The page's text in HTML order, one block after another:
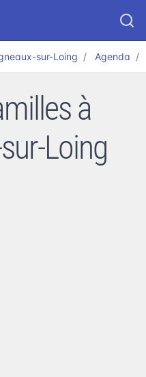
sur-Loing Agenda
à
Loing